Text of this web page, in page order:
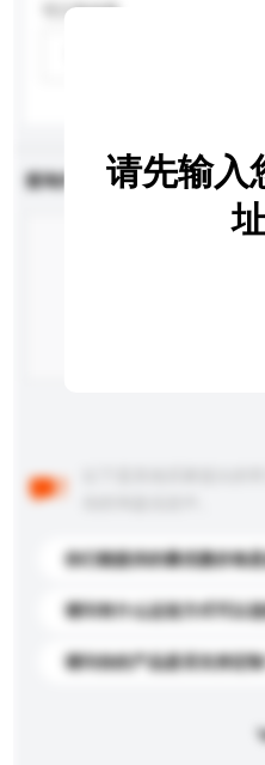
可订造包装
查询内容
你们能提供的最优惠价格是
请问有什么运送方式可以选
请问你的产品是否支持定制
请先输入
址